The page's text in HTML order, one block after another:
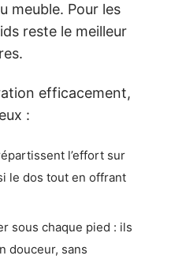
meuble. Pour les
reste le meilleur
efficacement,
:
l’effort sur
le dos tout en offrant
sous chaque pied : ils
douceur, sans